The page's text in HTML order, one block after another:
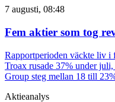
7 augusti, 08:48
Fem aktier som tog
Rapportperioden väckte liv i
Troax rusade 37% under
Group steg mellan 18 till
Aktieanalys